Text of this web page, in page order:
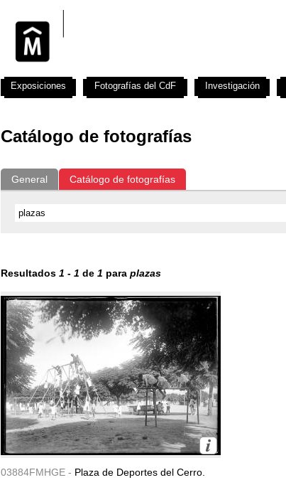
Catálogo de fotografías
General Catálogo de fotografías
Resultados 1 - 1 de 1 para plazas
03884FMHGE - Plaza de Deportes del Cerro.
Exposiciones Fotografías del CdF Investigación